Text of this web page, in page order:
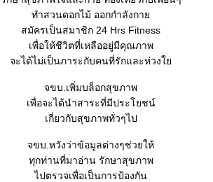
ทำสวนดอกไม้ ออกกำลังกา
สมัครเป็นสมาชิก 24 Hrs Fitness
เพื่อให้ชีวิตที่เหลืออยู่มีคุณภาพ
จะได้ไม่เป็นภาระกับคนที่รักและห่วง
จขบ.เพิ่มบล็อกสุขภาพ
เพื่อจะได้นำสาระที่มีประโยชน์
เกี่ยวกับสุขภาพทั่วๆไป
จขบ.หวังว่าข้อมูลต่างๆช่วยให้
ทุกท่านที่มาอ่าน รักษาสุขภาพ
ไปตรวจเพื่อเป็นการป้องกัน